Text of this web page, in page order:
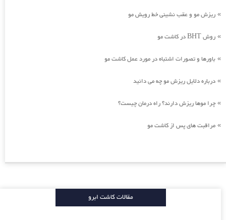
» ریزش مو و عقب نشینی خط رویش مو
» روش BHT در کاشت مو
» باورها و تصورات اشتباه در مورد عمل کاشت مو
» درباره دلایل ریزش مو چه می دانید
» چرا موها ریزش دارند؟ راه درمان چیست؟
» مراقبت های پس از کاشت مو
مقالات کاشت ابرو